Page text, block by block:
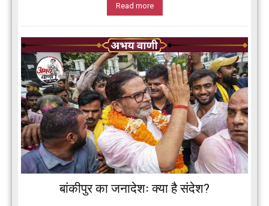
Read more
बांकीपुर का जनादेशः क्या है संदेश?